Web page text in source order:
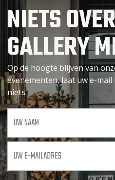
NIETS
GALLERY
Op de hoogte blijven van
evenementen, laat uw e-
niets.
naam
mailadres *